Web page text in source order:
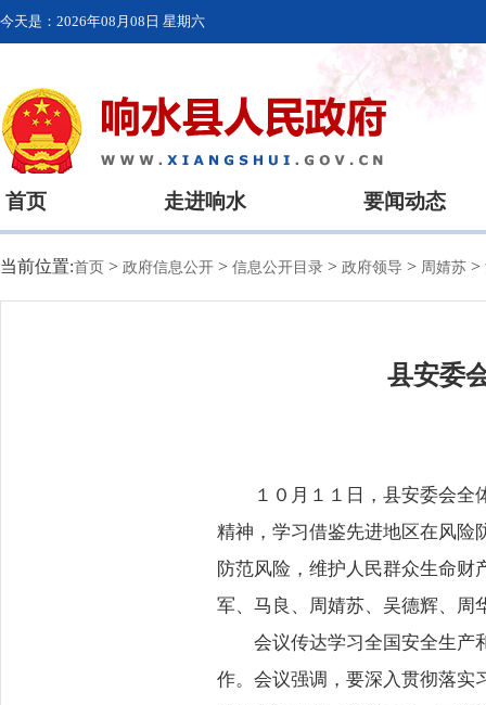
今天是： 2026年08月08日 星期六
首页 走进响水 要闻动态
当前位置:首页 > 政府信息公开 > 信息公开目录 > 政府领导 > 周婧苏 >
县安委
１０月１１日，县安委会
精神，学习借鉴先进地区在风险
防范风险，维护人民群众生命
军、马良、周婧苏、吴德辉、周
会议传达学习全国安全生产
作。会议强调，要深入贯彻落实